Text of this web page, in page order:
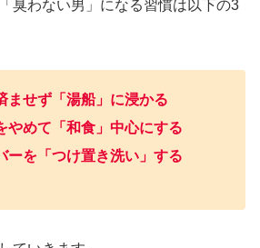
臭わない男」になる習慣は以下の3
ませず「湯船」に浸かる
やめて「和食」中心にする
ーを「つけ置き洗い」する